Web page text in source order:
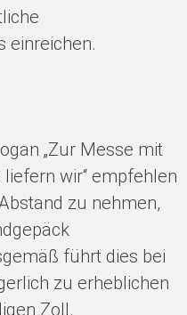
einreichen.
„Zur Messe mit
wir“ empfehlen
zu nehmen,
führt dies bei
zu erheblichen
Zoll.